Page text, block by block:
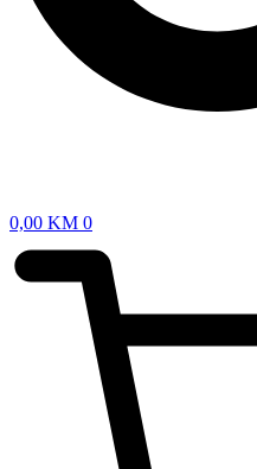
0,00 KM 0